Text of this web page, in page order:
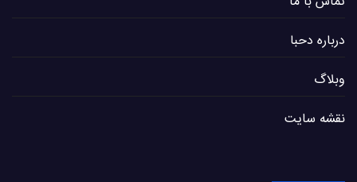
درباره دحبا
وبلاگ
نقشه سایت